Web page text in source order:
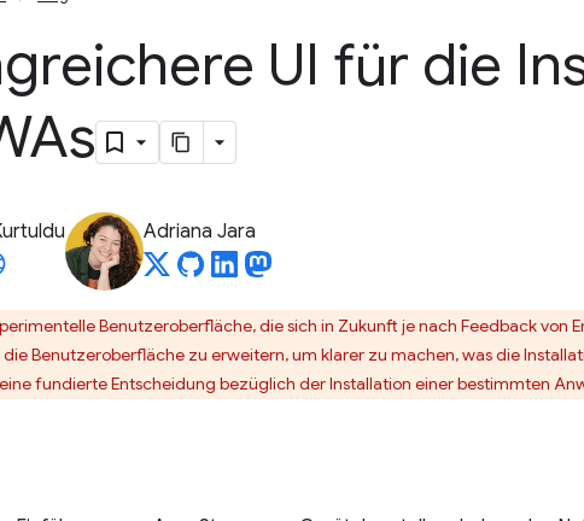
UI für die
Adriana Jara
Benutzeroberfläche, die sich in Zukunft je nach Feedback von
Benutzeroberfläche zu erweitern, um klarer zu machen, was die
fundierte Entscheidung bezüglich der Installation einer bestimmten